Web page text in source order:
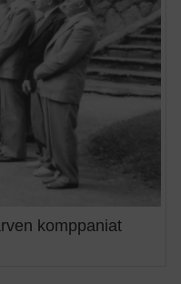
komppaniat